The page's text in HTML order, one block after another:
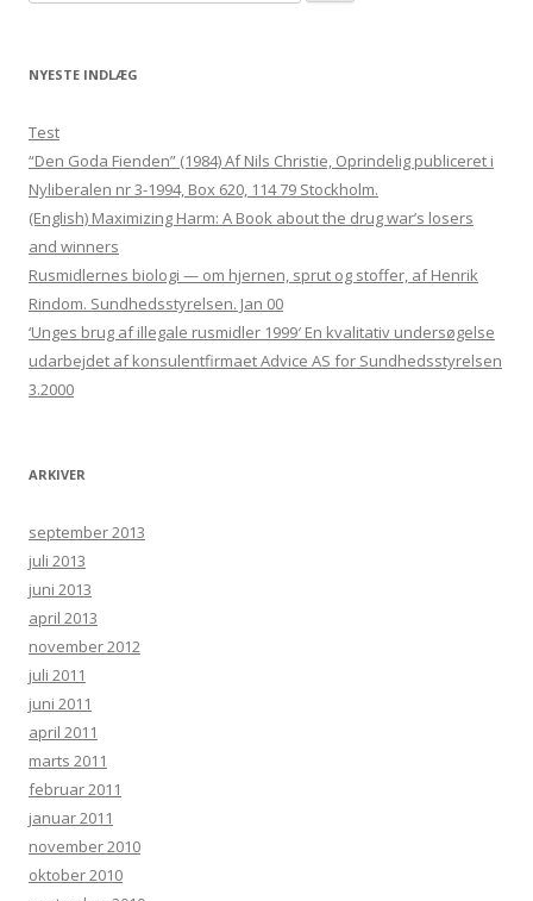
NYESTE INDLÆG
Test
“Den Goda Fienden” (1984) Af Nils Christie, Oprindelig publiceret i
Nyliberalen nr 3-1994, Box 620, 114 79 Stockholm.
(English) Maximizing Harm: A Book about the drug war’s losers
and winners
Rusmidlernes biologi — om hjernen, sprut og stoffer, af Henrik
Rindom. Sundhedsstyrelsen. Jan 00
‘Unges brug af illegale rusmidler 1999′ En kvalitativ undersøgelse
udarbejdet af konsulentfirmaet Advice AS for Sundhedsstyrelsen
3.2000
ARKIVER
september 2013
juli 2013
juni 2013
april 2013
november 2012
juli 2011
juni 2011
april 2011
marts 2011
februar 2011
januar 2011
november 2010
oktober 2010